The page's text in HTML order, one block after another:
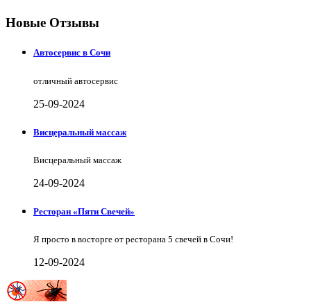
Новые Отзывы
Автосервис в Сочи
отличный автосервис
25-09-2024
Висцеральный массаж
Висцеральный массаж
24-09-2024
Ресторан «Пяти Свечей»
Я просто в восторге от ресторана 5 свечей в Сочи!
12-09-2024